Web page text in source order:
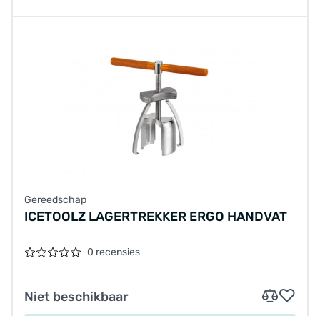
Gereedschap
ICETOOLZ LAGERTREKKER ERGO HANDVAT
0 recensies
Niet beschikbaar